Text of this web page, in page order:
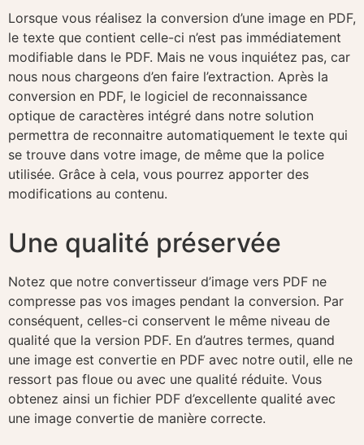
Lorsque vous réalisez la conversion d’une image en PDF,
le texte que contient celle-ci n’est pas immédiatement
modifiable dans le PDF. Mais ne vous inquiétez pas, car
nous nous chargeons d’en faire l’extraction. Après la
conversion en PDF, le logiciel de reconnaissance
optique de caractères intégré dans notre solution
permettra de reconnaitre automatiquement le texte qui
se trouve dans votre image, de même que la police
utilisée. Grâce à cela, vous pourrez apporter des
modifications au contenu.
Une qualité préservée
Notez que notre convertisseur d’image vers PDF ne
compresse pas vos images pendant la conversion. Par
conséquent, celles-ci conservent le même niveau de
qualité que la version PDF. En d’autres termes, quand
une image est convertie en PDF avec notre outil, elle ne
ressort pas floue ou avec une qualité réduite. Vous
obtenez ainsi un fichier PDF d’excellente qualité avec
une image convertie de manière correcte.